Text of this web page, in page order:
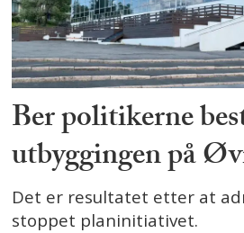
Ber politikerne
utbyggingen på
Det er resultatet etter at
stoppet planinitiativet.